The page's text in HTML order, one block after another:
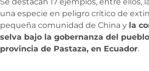
una especie en peligro crítico de
pequeña comunidad de China y la
selva bajo la gobernanza del
provincia de Pastaza, en Ecuador.